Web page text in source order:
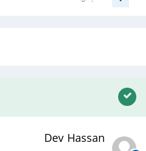
Dev Hassan